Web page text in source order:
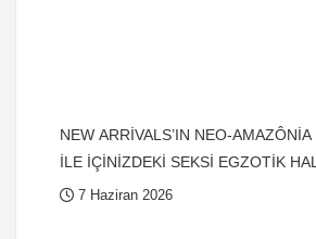
NEW ARRİVALS’IN NEO-
İLE İÇİNİZDEKİ SEKSİ EGZOTİK
7 Haziran 2026